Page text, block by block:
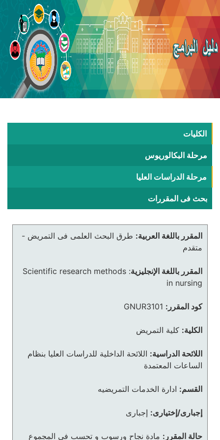
الكليات
مرحلة البكالوريوس
مرحلة الدراسات العليا
بحث فى المقررات
المقرر باللغة العربية: طرق البحث العلمى فى التمريض -
متقدم
المقرر باللغة الإنجليزية:
Scientific research methods
in nursing
كود المقرر: GNUR3101
الكلية: كلية التمريض
اللائحة الدراسية: اللائحة الداخلية للدراسات العليا بنظام
الساعات المعتمدة
القسم: ادارة الخدمات التمريضيه
إجبارى/إختيارى: إجبارى
حالة المقرر: مادة نجاح ورسوب و تحسب في المجموع